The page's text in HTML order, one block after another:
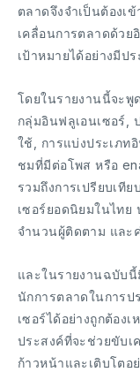
ตลาดจึงจำเป็นต้องเ
เคลื่อนการตลาดด้วย
เป้าหมายได้อย่างมีป
โดยในรายงานนี้จะพู
กลุ่มอินฟลูเอนเซอร์,
ใช้, การแบ่งประเภท
ชมที่มีต่อโพส หรือ
รวมถึงการเปรียบเที
เซอร์ยอดนิยมในไทย
จำนวนผู้ติดตาม และ
และในรายงานฉบับนี้
นักการตลาดในการป
เซอร์ได้อย่างถูกต้อง
ประสงค์ที่จะช่วยขับเ
ก้าวหน้าและเติบโตอ